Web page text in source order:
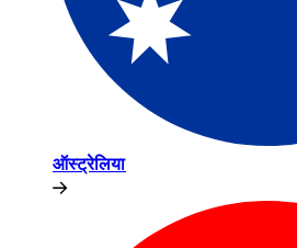
ऑस्ट्रेलिया​​